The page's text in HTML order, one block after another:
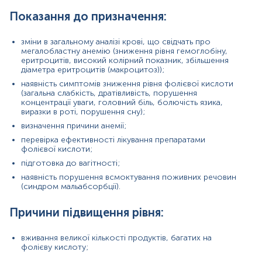
шлунково-кишкового тракту (гастроентерит,
виразковий коліт, хвороба Крона, синдром
прийом препаратів - антагоністів фолієвої
кислоти (триметоприм, піриметамін, тріамтерен);
вагітність, період лактації (внаслідок збільшення
потреби);
хронічний алкоголізм (алкоголь перешкоджає
засвоєнню фолієвої кислоти та прискорює
швидкість її розпаду й виведення з організму);
генетичні захворювання (мутація гена MTHFR, що
призводить до порушення перетворення фолату
в метилфолат, і як наслідок, дефіцит фолієвої
кислоти).
Матеріал
сироватка крові
Зміст:
Показання до призначення:
зміни в загальному аналізі крові, що свідчать про
мегалобластну анемію (зниження рівня гемоглобіну,
еритроцитів, високий колірний показник, збільшення
діаметра еритроцитів (макроцитоз));
наявність симптомів зниження рівня фолієвої кислоти
(загальна слабкість, дратівливість, порушення
концентрації уваги, головний біль, болючість язика,
виразки в роті, порушення сну);
визначення причини анемії;
перевірка ефективності лікування препаратами
фолієвої кислоти;
підготовка до вагітності;
наявність порушення всмоктування поживних речовин
(синдром мальабсорбції).
Причини підвищення рівня:
вживання великої кількості продуктів, багатих на
фолієву кислоту;